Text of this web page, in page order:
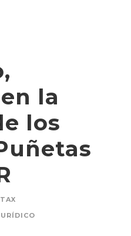
la
los